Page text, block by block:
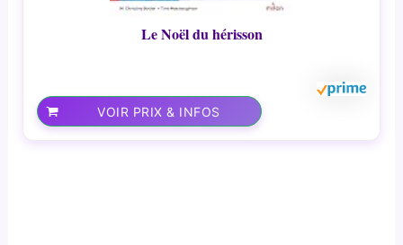
Le Noël du hérisson
VOIR PRIX & INFOS